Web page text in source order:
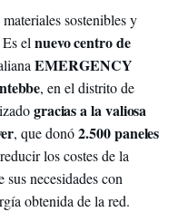
sostenibles y
el nuevo centro de
EMERGENCY
, en el distrito de
gracias a la valiosa
, que donó2.500 paneles
los costes de la
necesidades con
obtenida de la red.